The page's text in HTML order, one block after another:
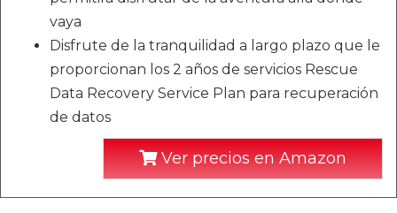
vaya
Disfrute de la tranquilidad a largo plazo que le
proporcionan los 2 años de servicios Rescue
Data Recovery Service Plan para recuperación
de datos
Ver precios en Amazon